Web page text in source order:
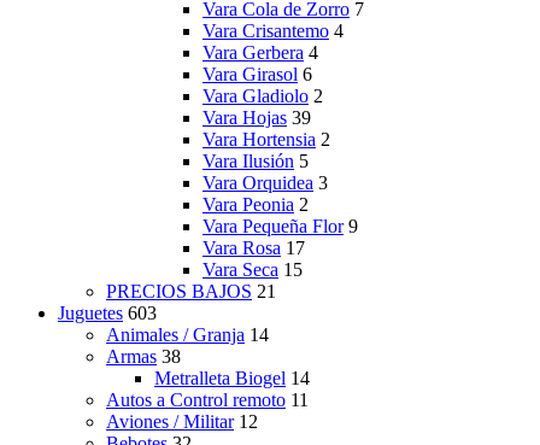
Vara Cola de Zorro 7
Vara Crisantemo 4
Vara Gerbera 4
Vara Girasol 6
Vara Gladiolo 2
Vara Hojas 39
Vara Hortensia 2
Vara Ilusión 5
Vara Orquidea 3
Vara Peonia 2
Vara Pequeña Flor 9
Vara Rosa 17
Vara Seca 15
PRECIOS BAJOS 21
Juguetes 603
Animales / Granja 14
Armas 38
Metralleta Biogel 14
Autos a Control remoto 11
Aviones / Militar 12